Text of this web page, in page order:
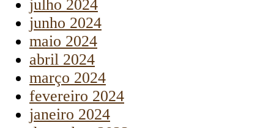
julho 2024
junho 2024
maio 2024
abril 2024
março 2024
fevereiro 2024
janeiro 2024